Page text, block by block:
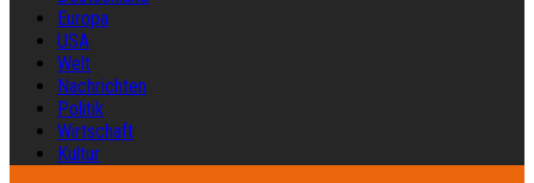
Europa
USA
Welt
Nachrichten
Politik
Wirtschaft
Kultur